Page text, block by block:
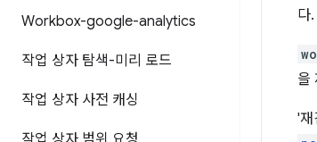
Workbox-google-analytics
작업 상자 탐색-미리 로드
작업 상자 사전 캐싱
다.
을
'재